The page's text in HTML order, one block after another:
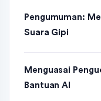
Pengumuman:
Suara Gipi
Menguasai
Bantuan AI